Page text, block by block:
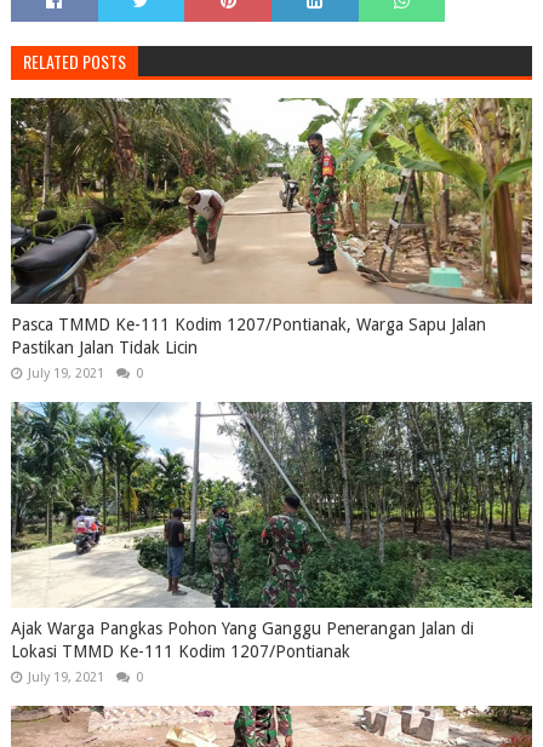
RELATED POSTS
Pasca TMMD Ke-111 Kodim 1207/Pontianak, Warga Sapu Jalan
Pastikan Jalan Tidak Licin
July 19, 2021 0
Ajak Warga Pangkas Pohon Yang Ganggu Penerangan Jalan di
Lokasi TMMD Ke-111 Kodim 1207/Pontianak
July 19, 2021 0